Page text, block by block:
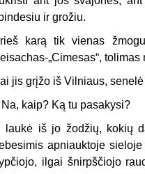
ir grožiu.
karą tik vienas
„Cimesas“,
jis grįžo iš Vilniaus,
kaip? Ką tu pasakysi?
laukė iš jo žodžių, kokių
apniauktoje
ilgai šnirpščiojo